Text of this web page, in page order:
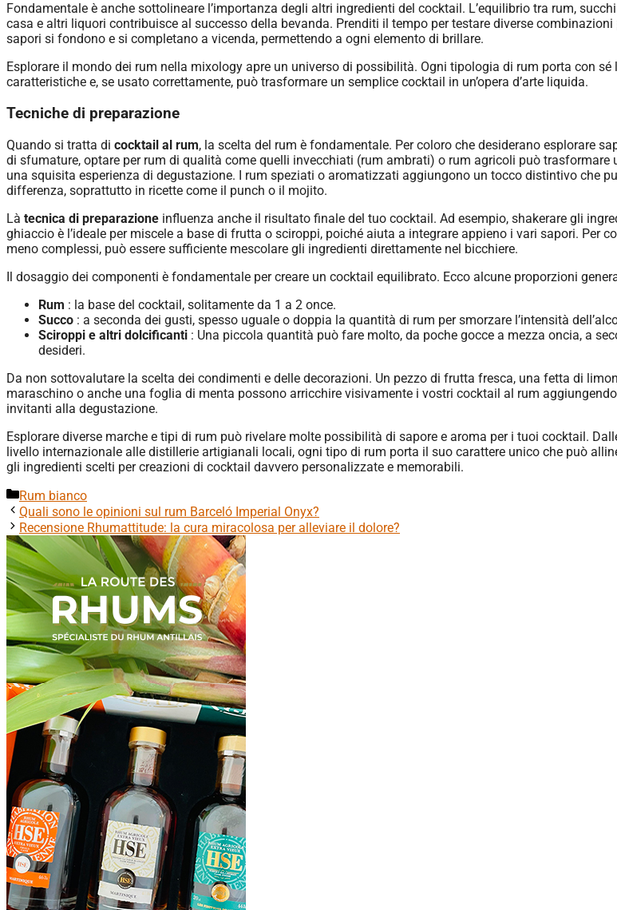
Fondamentale è anche sottolineare l’importanza degli altri ingredienti del cocktail. L’equilibrio tra rum,
casa e altri liquori contribuisce al successo della bevanda. Prenditi il ​​tempo per testare diverse combinazioni
sapori si fondono e si completano a vicenda, permettendo a ogni elemento di brillare.
Esplorare il mondo dei rum nella mixology apre un universo di possibilità. Ogni tipologia di rum porta con sé
caratteristiche e, se usato correttamente, può trasformare un semplice cocktail in un’opera d’arte liquida.
Tecniche di preparazione
Quando si tratta di cocktail al rum, la scelta del rum è fondamentale. Per coloro che desiderano esplorare
di sfumature, optare per rum di qualità come quelli invecchiati (rum ambrati) o rum agricoli può trasformare
una squisita esperienza di degustazione. I rum speziati o aromatizzati aggiungono un tocco distintivo che
differenza, soprattutto in ricette come il punch o il mojito.
Là tecnica di preparazione influenza anche il risultato finale del tuo cocktail. Ad esempio, shakerare gli
ghiaccio è l’ideale per miscele a base di frutta o sciroppi, poiché aiuta a integrare appieno i vari sapori. Per
meno complessi, può essere sufficiente mescolare gli ingredienti direttamente nel bicchiere.
Il dosaggio dei componenti è fondamentale per creare un cocktail equilibrato. Ecco alcune proporzioni
Rum : la base del cocktail, solitamente da 1 a 2 once.
Succo : a seconda dei gusti, spesso uguale o doppia la quantità di rum per smorzare l’intensità
Sciroppi e altri dolcificanti : Una piccola quantità può fare molto, da poche gocce a mezza oncia, a
desideri.
Da non sottovalutare la scelta dei condimenti e delle decorazioni. Un pezzo di frutta fresca, una fetta di
maraschino o anche una foglia di menta possono arricchire visivamente i vostri cocktail al rum
invitanti alla degustazione.
Esplorare diverse marche e tipi di rum può rivelare molte possibilità di sapore e aroma per i tuoi cocktail.
livello internazionale alle distillerie artigianali locali, ogni tipo di rum porta il suo carattere unico che può
gli ingredienti scelti per creazioni di cocktail davvero personalizzate e memorabili.
Categorie
Rum bianco
Quali sono le opinioni sul rum Barceló Imperial Onyx?
Recensione Rhumattitude: la cura miracolosa per alleviare il dolore?